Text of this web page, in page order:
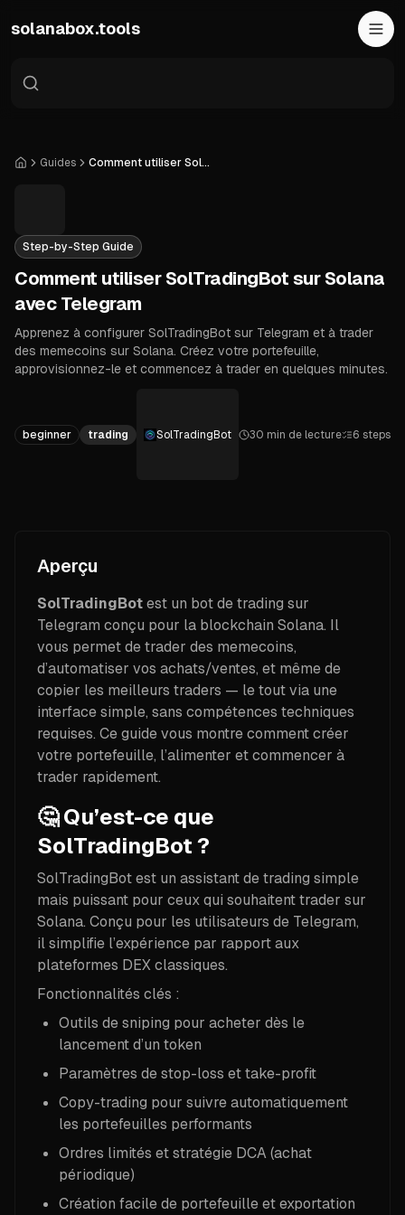
solanabox.tools
AccueilGuides Comment utiliser SolTradingBot sur Solana avec Telegram
Step-by-Step Guide
Comment utiliser SolTradingBot sur Solana
avec Telegram
Apprenez à configurer SolTradingBot sur Telegram et à trader
des memecoins sur Solana. Créez votre portefeuille,
approvisionnez-le et commencez à trader en quelques minutes.
beginner trading SolTradingBot 30 min de lecture 6 steps
Aperçu
SolTradingBotest un bot de trading sur
Telegram conçu pour la blockchain Solana. Il
vous permet de trader des memecoins,
d’automatiser vos achats/ventes, et même de
copier les meilleurs traders — le tout via une
interface simple, sans compétences techniques
requises. Ce guide vous montre comment créer
votre portefeuille, l’alimenter et commencer à
trader rapidement.
🤔 Qu’est-ce que
SolTradingBot ?
SolTradingBot est un assistant de trading simple
mais puissant pour ceux qui souhaitent trader sur
Solana. Conçu pour les utilisateurs de Telegram,
il simplifie l’expérience par rapport aux
plateformes DEX classiques.
Fonctionnalités clés :
Outils de sniping pour acheter dès le
lancement d’un token
Paramètres de stop-loss et take-profit
Copy-trading pour suivre automatiquement
les portefeuilles performants
Ordres limités et stratégie DCA (achat
périodique)
Création facile de portefeuille et exportation